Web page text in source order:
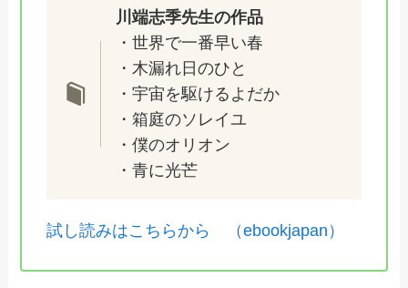
川端志季先生の作品
・世界で一番早い春
・木漏れ日のひと
・宇宙を駆けるよだか
・箱庭のソレイユ
・僕のオリオン
・青に光芒
試し読みはこちらから （ebookjapan）